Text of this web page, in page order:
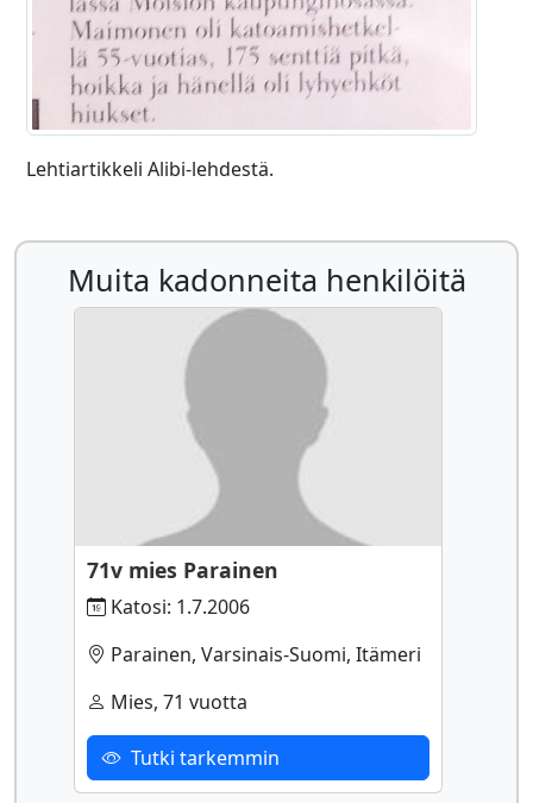
Lehtiartikkeli Alibi-lehdestä.
Muita kadonneita henkilöitä
71v mies Parainen
Katosi: 1.7.2006
Parainen, Varsinais-Suomi, Itämeri
Mies, 71 vuotta
Tutki tarkemmin